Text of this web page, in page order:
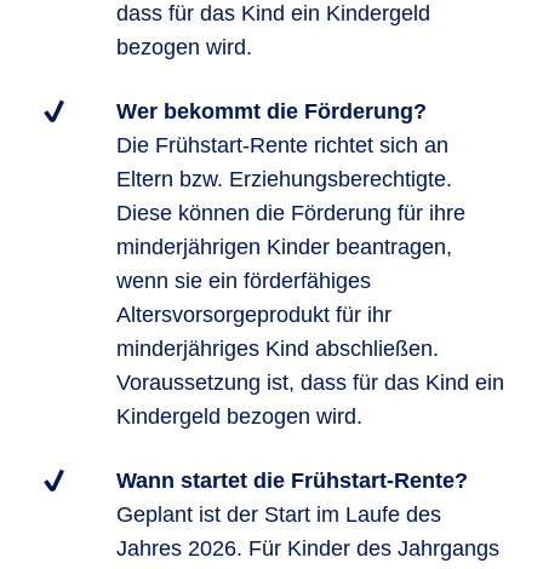
dass für das Kind ein Kindergeld
bezogen wird.
Wer bekommt die Förderung?
Die Frühstart-Rente richtet sich an
Eltern bzw. Erziehungsberechtigte.
Diese können die Förderung für ihre
minderjährigen Kinder beantragen,
wenn sie ein förderfähiges
Altersvorsorgeprodukt für ihr
minderjähriges Kind abschließen.
Voraussetzung ist, dass für das Kind ein
Kindergeld bezogen wird.
Wann startet die Frühstart-Rente?
Geplant ist der Start im Laufe des
Jahres 2026. Für Kinder des Jahrgangs